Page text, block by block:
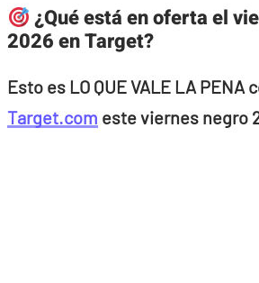
¿Qué está en oferta el
2026 en Target?
Esto es LO QUE VALE LA PENA
Target.com este viernes negro